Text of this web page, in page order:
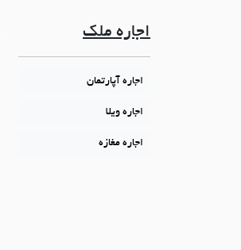
اجاره ملک
اجاره آپارتمان
اجاره ویلا
اجاره مغازه